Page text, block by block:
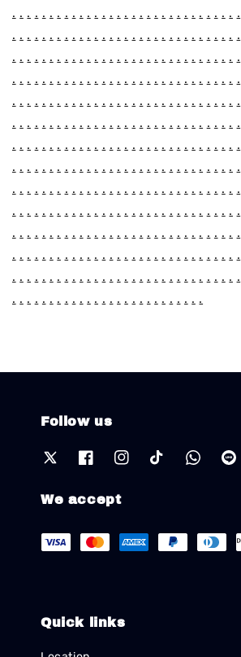
. . . . . . . . . . . . . . . . . . . . . . . . . . . . . . .
. . . . . . . . . . . . . . . . . . . . . . . . . . . . . . .
. . . . . . . . . . . . . . . . . . . . . . . . . . . . . . .
. . . . . . . . . . . . . . . . . . . . . . . . . . . . . . .
. . . . . . . . . . . . . . . . . . . . . . . . . . . . . . .
. . . . . . . . . . . . . . . . . . . . . . . . . . . . . . .
. . . . . . . . . . . . . . . . . . . . . . . . . . . . . . .
. . . . . . . . . . . . . . . . . . . . . . . . . . . . . . .
. . . . . . . . . . . . . . . . . . . . . . . . . . . . . . .
. . . . . . . . . . . . . . . . . . . . . . . . . . . . . . .
. . . . . . . . . . . . . . . . . . . . . . . . . . . . . . .
. . . . . . . . . . . . . . . . . . . . . . . . . . . . . . .
. . . . . . . . . . . . . . . . . . . . . . . . . . . . . . .
. . . . . . . . . . . . . . . . . . . . . . . . . .
Follow us
We accept
Quick links